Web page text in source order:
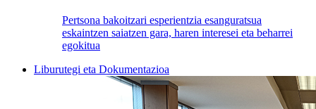
Pertsona bakoitzari esperientzia esanguratsua
eskaintzen saiatzen gara, haren interesei eta beharrei
egokitua
Liburutegi eta Dokumentazioa